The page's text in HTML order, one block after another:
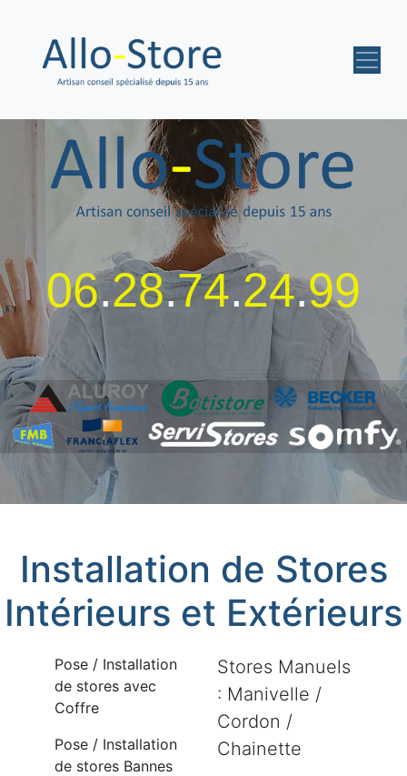
06.28.74.24.99
Installation de Stores
Intérieurs et Extérieurs
Pose / Installation
de stores avec
Coffre
Pose / Installation
de stores Bannes
Stores Manuels
: Manivelle /
Cordon /
Chainette